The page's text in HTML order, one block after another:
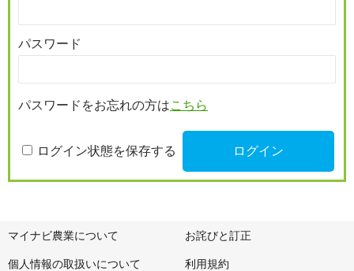
パスワード
パスワードをお忘れの方はこちら
ログイン状態を保存する
マイナビ農業について お詫びと訂正
個人情報の取扱いについて 利用規約